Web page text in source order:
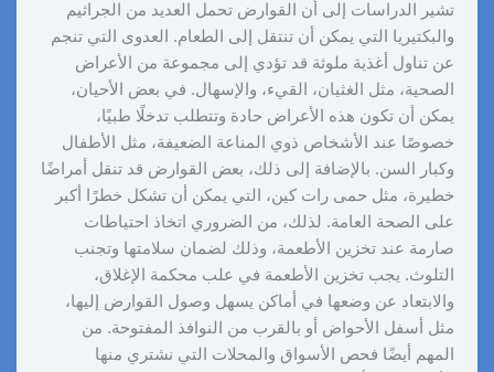
تشير الدراسات إلى أن القوارض تحمل العديد من الجراثيم
والبكتيريا التي يمكن أن تنتقل إلى الطعام. العدوى التي تنجم
عن تناول أغذية ملوثة قد تؤدي إلى مجموعة من الأعراض
الصحية، مثل الغثيان، القيء، والإسهال. في بعض الأحيان،
يمكن أن تكون هذه الأعراض حادة وتتطلب تدخلًا طبيًا،
خصوصًا عند الأشخاص ذوي المناعة الضعيفة، مثل الأطفال
وكبار السن. بالإضافة إلى ذلك، بعض القوارض قد تنقل أمراضًا
خطيرة، مثل حمى رات كين، التي يمكن أن تشكل خطرًا أكبر
على الصحة العامة. لذلك، من الضروري اتخاذ احتياطات
صارمة عند تخزين الأطعمة، وذلك لضمان سلامتها وتجنب
التلوث. يجب تخزين الأطعمة في علب محكمة الإغلاق،
والابتعاد عن وضعها في أماكن يسهل وصول القوارض إليها،
مثل أسفل الأحواض أو بالقرب من النوافذ المفتوحة. من
المهم أيضًا فحص الأسواق والمحلات التي نشتري منها